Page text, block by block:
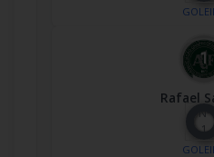
Rafael
Nº
1